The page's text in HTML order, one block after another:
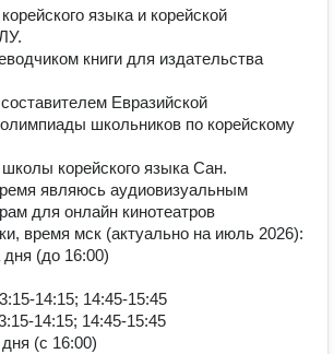
языка и корейской
книги для издательства
Евразийской
олимпиады школьников по корейскому
корейского языка Сан.
являюсь аудиовизуальным
для онлайн кинотеатров
время мск (актуально на июль 2026):
(до 16:00)
14:15; 14:45-15:45
14:15; 14:45-15:45
(с 16:00)